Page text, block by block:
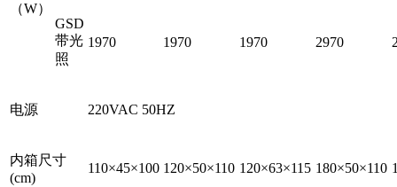
（W）
GSD
带光
照
1970 1970 1970 2970
电源 220VAC 50HZ
内箱尺寸
(cm)
110×45×100 120×50×110 120×63×115 180×50×110